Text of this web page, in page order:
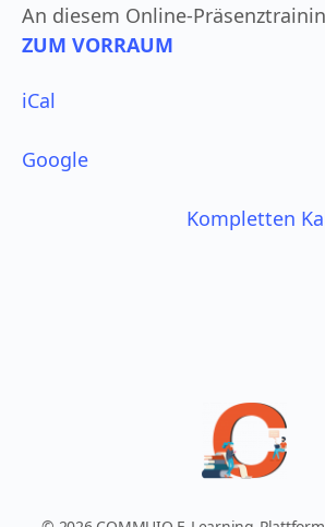
An diesem Online-
ZUM VORRAUM
iCal
Google
Kompletten